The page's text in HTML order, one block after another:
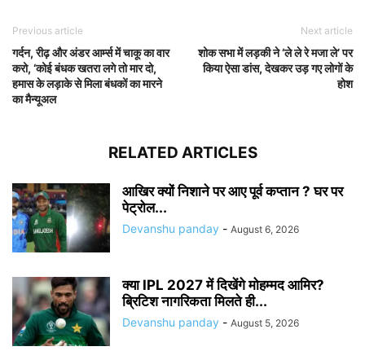
Previous article
गर्दन, रीढ़ और अंडर आर्म्स में चाकू का वार
करो, ‘कोई बंधक खतरा लगे तो मार दो,
हमास के लड़ाके से मिला बंधकों का मारने
का मैन्यूअल
Next article
शोक सभा में लड़की ने ‘ले ले रे मजा ले’ पर
किया ऐसा डांस, देखकर उड़ गए लोगों के
होश
RELATED ARTICLES
आखिर क्यों निशाने पर आए पूर्व कप्तान ? घर पर
पेट्रोल...
Devanshu panday - August 6, 2026
क्या IPL 2027 में दिखेंगे मोहम्मद आमिर?
ब्रिटिश नागरिकता मिलते ही...
Devanshu panday - August 5, 2026